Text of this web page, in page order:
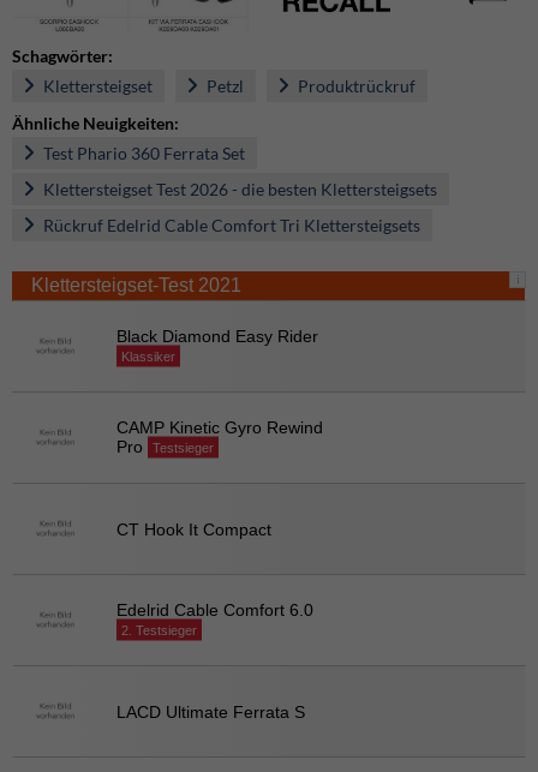
Schagwörter:
Klettersteigset
Petzl
Produktrückruf
Ähnliche Neuigkeiten:
Test Phario 360 Ferrata Set
Klettersteigset Test 2026 - die besten Klettersteigsets
Rückruf Edelrid Cable Comfort Tri Klettersteigsets
i
Klettersteigset-Test 2021
Black Diamond Easy Rider
Klassiker
CAMP Kinetic Gyro Rewind
Pro
Testsieger
CT Hook It Compact
Edelrid Cable Comfort 6.0
2. Testsieger
LACD Ultimate Ferrata S